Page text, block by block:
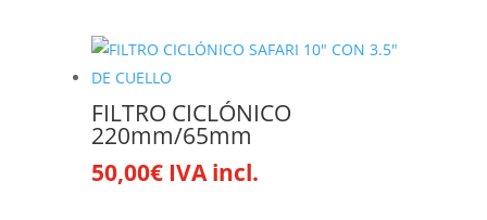
producto
FILTRO CICLÓNICO
220mm/65mm
50,00€ IVA incl.